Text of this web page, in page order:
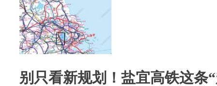
别只看新规划！盐宜高铁这条